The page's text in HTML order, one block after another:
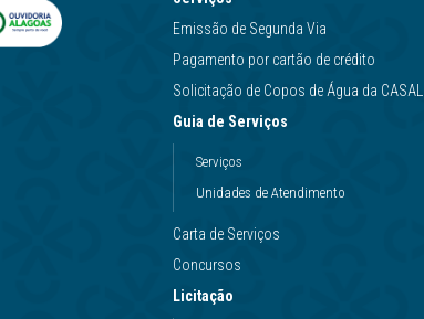
Emissão de Segunda Via
Pagamento por cartão de crédito
Solicitação de Copos de Água da CASAL
Guia de Serviços
Serviços
Unidades de Atendimento
Carta de Serviços
Concursos
Licitação